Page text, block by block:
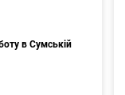
в Сумській